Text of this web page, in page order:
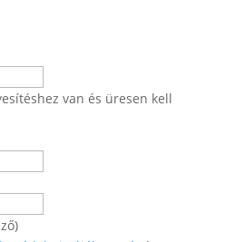
van és üresen kell